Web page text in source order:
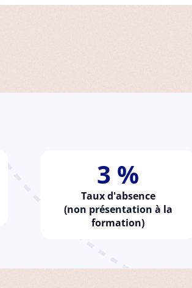
3 %
Taux d'absence
(non présentation à la
formation)